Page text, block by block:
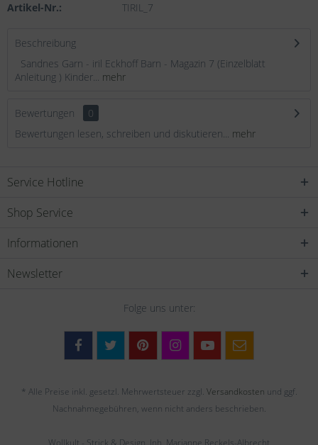
Artikel-Nr.: TIRIL_7
Beschreibung
Sandnes Garn - iril Eckhoff Barn - Magazin 7 (Einzelblatt
Anleitung ) Kinder... mehr
Bewertungen
0
Bewertungen lesen, schreiben und diskutieren... mehr
Service Hotline
Shop Service
Informationen
Newsletter
Folge uns unter:
* Alle Preise inkl. gesetzl. Mehrwertsteuer zzgl. Versandkosten und ggf.
Nachnahmegebühren, wenn nicht anders beschrieben.
Wollkult - Strick & Design, Inh. Marianne Reckels-Albrecht